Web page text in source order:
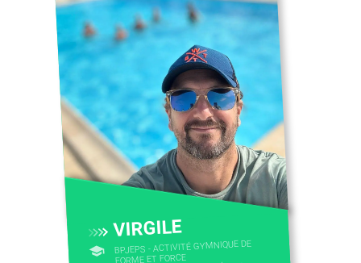
VIRGILE
BPJEPS - ACTIVITÉ GYMNIQUE DE
FORME ET FORCE